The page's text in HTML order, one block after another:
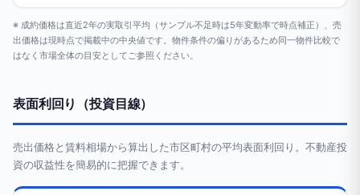
※ 成約価格は直近2年の実取引平均（サンプル不足時は5年変動率で時点補正）、売
出価格は現時点で掲載中の中央値です。物件条件の偏りがあるため同一物件比較で
はなく市場全体の目安としてご参照ください。
表面利回り（投資目線）
売出価格と賃料相場から算出した市区町村の平均表面利回り。不動産投
資の収益性を簡易的に把握できます。